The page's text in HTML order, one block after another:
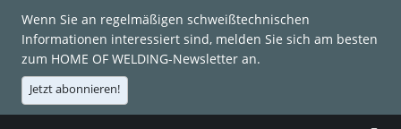
Wenn Sie an regelmäßigen schweißtechnischen
Informationen interessiert sind, melden Sie sich am besten
zum HOME OF WELDING-Newsletter an.
Jetzt abonnieren!